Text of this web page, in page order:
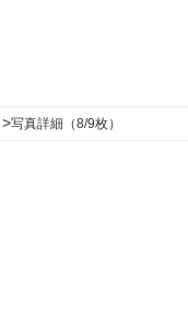
>写真詳細（8/9枚）